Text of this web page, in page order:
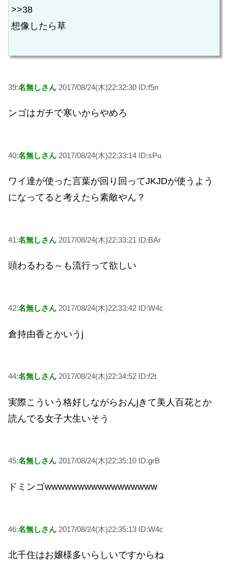
>>38
想像したら草
39:名無しさん 2017/08/24(木)22:32:30 ID:f5n
ンゴはガチで寒いからやめろ
40:名無しさん 2017/08/24(木)22:33:14 ID:sPu
ワイ達が使った言葉が回り回ってJKJDが使うよう
になってると考えたら素敵やん？
41:名無しさん 2017/08/24(木)22:33:21 ID:BAr
頭わるわる～も流行って欲しい
42:名無しさん 2017/08/24(木)22:33:42 ID:W4c
倉持由香とかいうj
44:名無しさん 2017/08/24(木)22:34:52 ID:f2t
実際こういう格好しながらおんjきて美人百花とか
読んでる女子大生いそう
45:名無しさん 2017/08/24(木)22:35:10 ID:grB
ドミンゴwwwwwwwwwwwwwwwww
46:名無しさん 2017/08/24(木)22:35:13 ID:W4c
北千住はお嬢様多いらしいですからね